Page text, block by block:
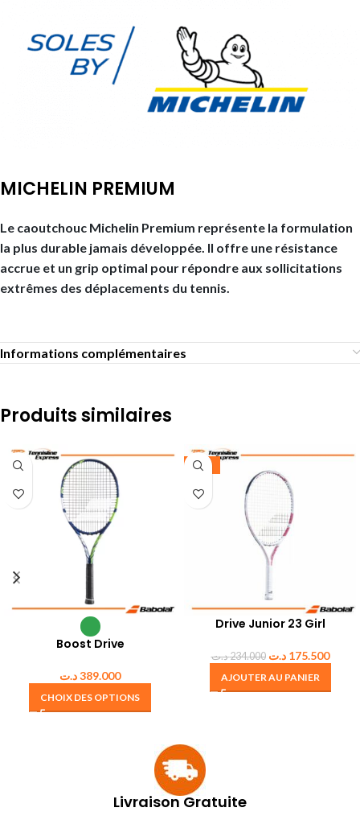
MICHELIN PREMIUM
Le caoutchouc Michelin Premium représente la formulation
la plus durable jamais développée. Il offre une résistance
accrue et un grip optimal pour répondre aux sollicitations
extrêmes des déplacements du tennis.
Informations complémentaires
Produits similaires
Boost Drive
389.000د.ت
CHOIX DES OPTIONS
-25%
Drive Junior 23 Girl
234.000د.ت 175.500 د.ت
AJOUTER AU PANIER
Livraison Gratuite